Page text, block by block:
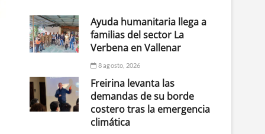
Ayuda humanitaria llega a
familias del sector La
Verbena en Vallenar
8 agosto, 2026
Freirina levanta las
demandas de su borde
costero tras la emergencia
climática